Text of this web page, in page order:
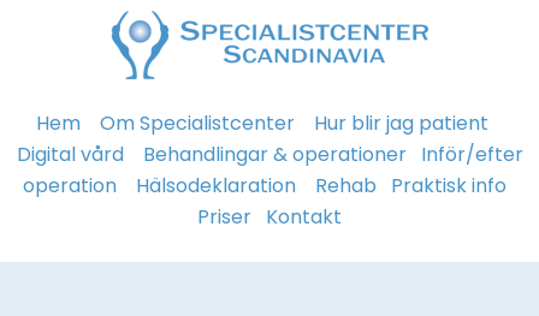
Hem Om Specialistcenter
Hur blir jag patient
Digital vård
Behandlingar & operationer Inför/efter
operation
Hälsodeklaration Rehab
Praktisk info
Priser Kontakt